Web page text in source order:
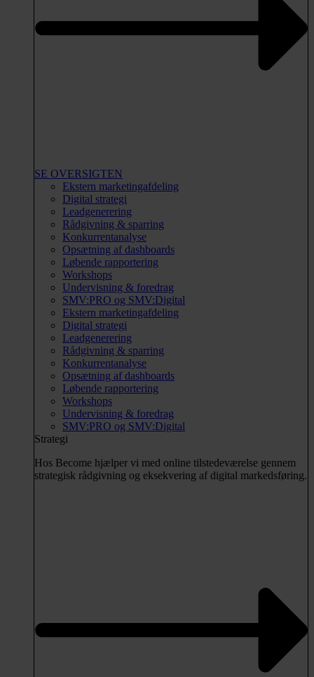
SE OVERSIGTEN
Ekstern marketingafdeling
Digital strategi
Leadgenerering
Rådgivning & sparring
Konkurrentanalyse
Opsætning af dashboards
Løbende rapportering
Workshops
Undervisning & foredrag
SMV:PRO og SMV:Digital
Ekstern marketingafdeling
Digital strategi
Leadgenerering
Rådgivning & sparring
Konkurrentanalyse
Opsætning af dashboards
Løbende rapportering
Workshops
Undervisning & foredrag
SMV:PRO og SMV:Digital
Strategi
Hos Become hjælper vi med online tilstedeværelse gennem
strategisk rådgivning og eksekvering af digital markedsføring.